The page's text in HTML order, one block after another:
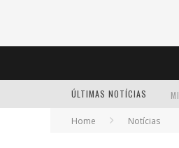
ÚLTIMAS NOTÍCIAS
Home Notícias